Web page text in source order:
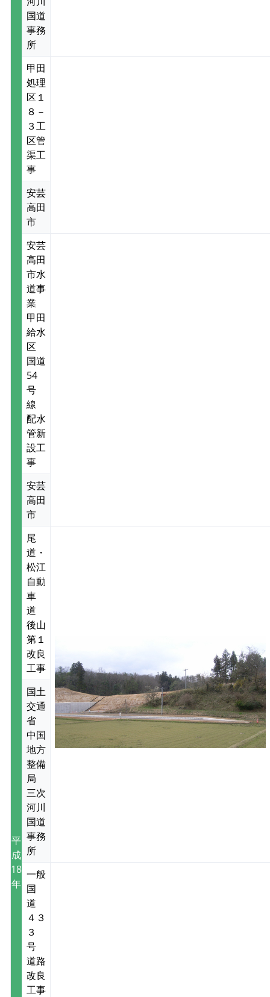
平
成
18
年
国道
事務
所
甲田
処理
区１
８－
３工
区管
渠工
事
安芸
高田
市
安芸
高田
市水
道事
業
甲田
給水
区
国道
54
号
線
配水
管新
設工
事
安芸
高田
市
尾
道・
松江
自動
車
道
後山
第１
改良
工事
国土
交通
省
中国
地方
整備
局
三次
河川
国道
事務
所
一般
国
道
４３
３
号
道路
改良
工事